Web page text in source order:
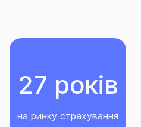
Захистіть своє майно від
разом з СГ «ТАС»!
27 років
на ринку страхування